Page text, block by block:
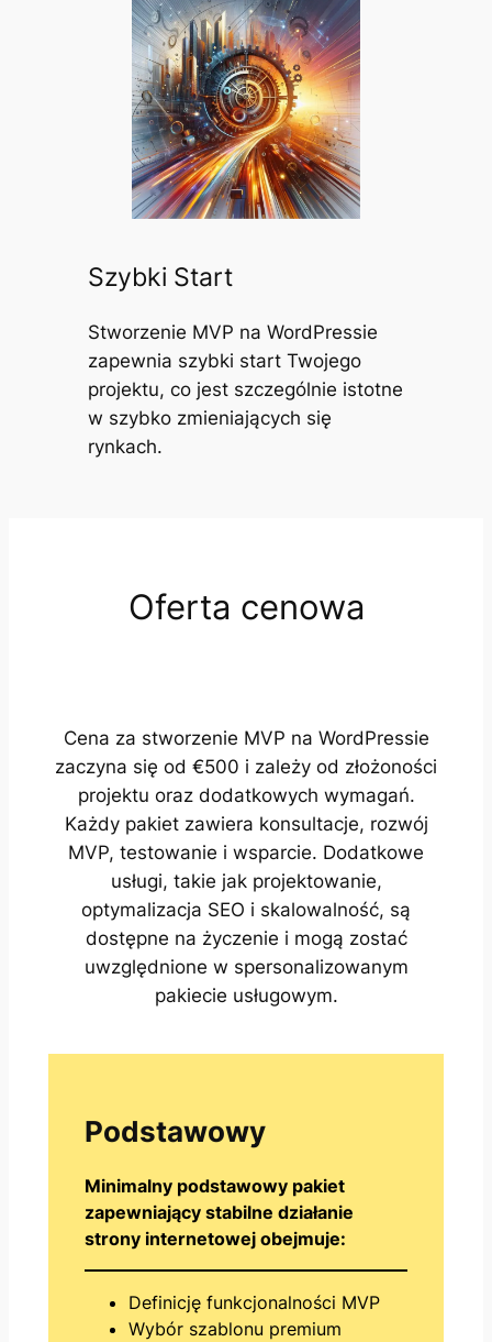
Szybki Start
Stworzenie MVP na WordPressie
zapewnia szybki start Twojego
projektu, co jest szczególnie istotne
w szybko zmieniających się
rynkach.
Oferta cenowa
Cena za stworzenie MVP na WordPressie
zaczyna się od €500 i zależy od złożoności
projektu oraz dodatkowych wymagań.
Każdy pakiet zawiera konsultacje, rozwój
MVP, testowanie i wsparcie. Dodatkowe
usługi, takie jak projektowanie,
optymalizacja SEO i skalowalność, są
dostępne na życzenie i mogą zostać
uwzględnione w spersonalizowanym
pakiecie usługowym.
Podstawowy
Minimalny podstawowy pakiet
zapewniający stabilne działanie
strony internetowej obejmuje:
Definicję funkcjonalności MVP
Wybór szablonu premium